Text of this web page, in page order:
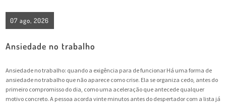
07 ago, 2026
Ansiedade no trabalho
Ansiedade no trabalho: quando a exigência para de funcionar Há uma forma de
ansiedade no trabalho que não aparece como crise. Ela se organiza cedo, antes do
primeiro compromisso do dia, como uma aceleração que antecede qualquer
motivo concreto. A pessoa acorda vinte minutos antes do despertador com a lista já